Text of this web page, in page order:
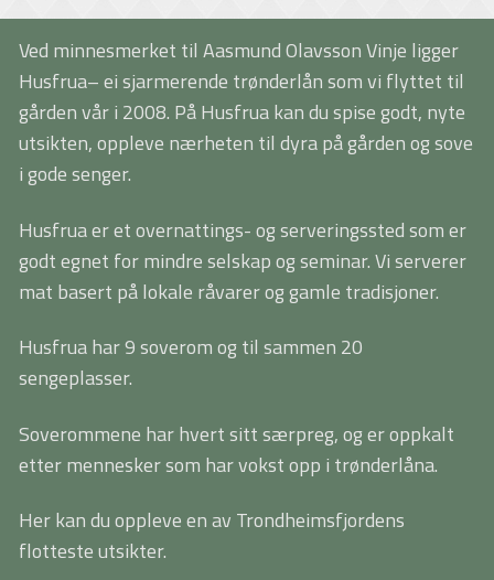
Ved minnesmerket til Aasmund Olavsson Vinje ligger
Husfrua– ei sjarmerende trønderlån som vi flyttet til
gården vår i 2008. På Husfrua kan du spise godt, nyte
utsikten, oppleve nærheten til dyra på gården og sove
i gode senger.
Husfrua er et overnattings- og serveringssted som er
godt egnet for mindre selskap og seminar. Vi serverer
mat basert på lokale råvarer og gamle tradisjoner.
Husfrua har 9 soverom og til sammen 20
sengeplasser.
Soverommene har hvert sitt særpreg, og er oppkalt
etter mennesker som har vokst opp i trønderlåna.
Her kan du oppleve en av Trondheimsfjordens
flotteste utsikter.